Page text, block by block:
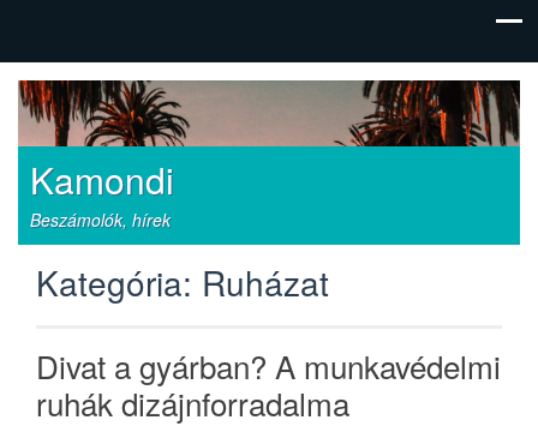
Kamondi
Beszámolók, hírek
Kategória: Ruházat
Divat a gyárban? A munkavédelmi
ruhák dizájnforradalma